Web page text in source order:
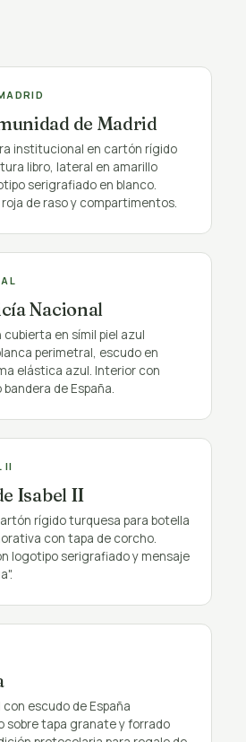
de Madrid
institucional en cartón rígido
libro, lateral en amarillo
serigrafiado en blanco.
de raso y compartimentos.
Nacional
en símil piel azul
perimetral, escudo en
elástica azul. Interior con
de España.
II
Isabel II
rígido turquesa para botella
con tapa de corcho.
logotipo serigrafiado y mensaje
escudo de España
sobre tapa granate y forrado